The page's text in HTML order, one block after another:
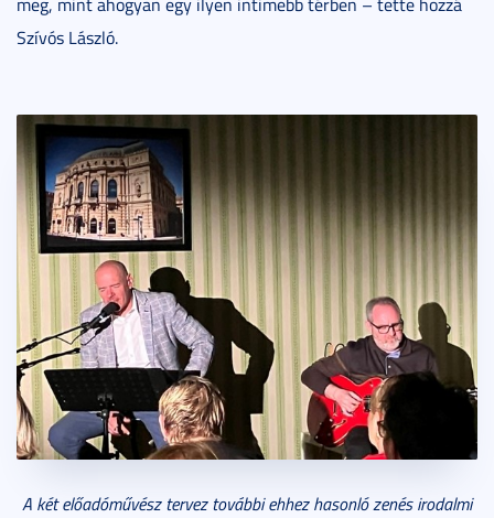
Szívós László.
A két előadóművész tervez további ehhez hasonló zenés irodalmi